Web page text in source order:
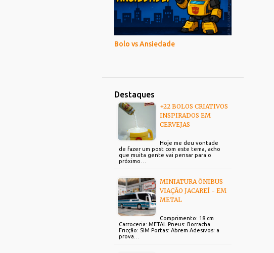
Bolo vs Ansiedade
Destaques
+22 BOLOS CRIATIVOS
INSPIRADOS EM
CERVEJAS
Hoje me deu vontade
de fazer um post com este tema, acho
que muita gente vai pensar para o
próximo…
MINIATURA ÔNIBUS
VIAÇÃO JACAREÍ - EM
METAL
Comprimento: 18 cm
Carroceria: METAL Pneus: Borracha
Fricção: SIM Portas: Abrem Adesivos: a
prova…